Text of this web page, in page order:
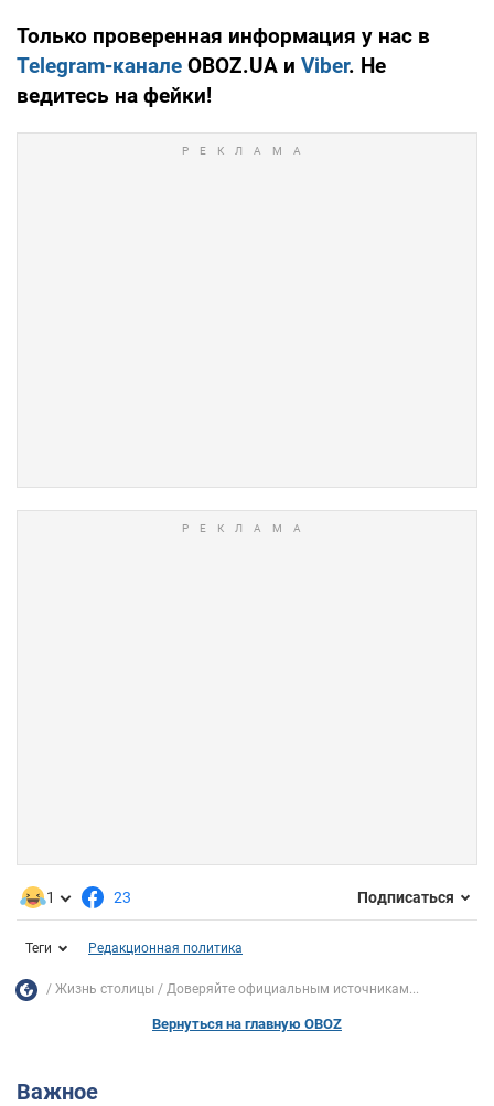
Только проверенная информация у нас в
Telegram-канале OBOZ.UA и Viber. Не
ведитесь на фейки!
1 23 Подписаться
Теги Редакционная политика
Жизнь столицы Доверяйте официальным источникам...
Вернуться на главную OBOZ
Важное